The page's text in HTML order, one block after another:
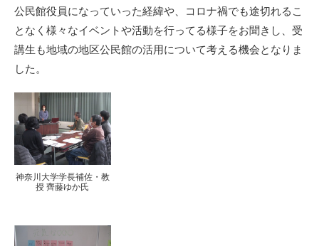
公民館役員になっていった経緯や、コロナ禍でも途切れるこ
となく様々なイベントや活動を行ってる様子をお聞きし、受
講生も地域の地区公民館の活用について考える機会となりま
した。
神奈川大学学長補佐・教
授 齊藤ゆか氏